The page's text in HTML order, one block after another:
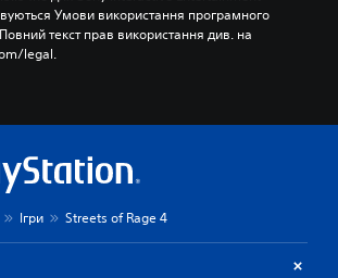
Умови використання програмного
текст прав використання див. на
legal.
Ігри Streets of Rage 4